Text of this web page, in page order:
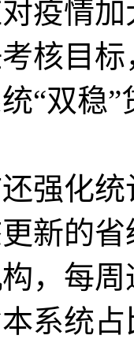
疫情
核目
“双稳
强化
新的
，每
系统